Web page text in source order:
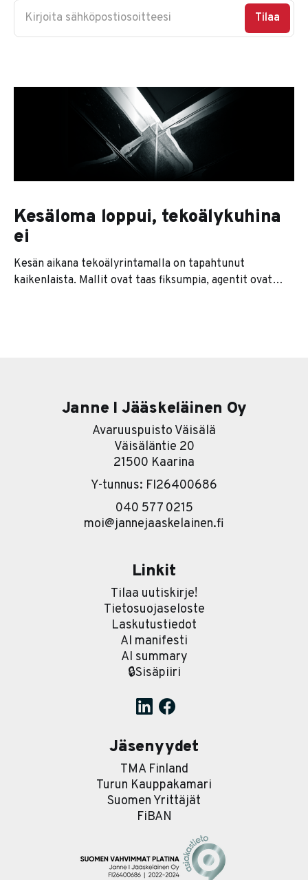
Kirjoita sähköpostiosoitteesi Tilaa
Kesäloma loppui, tekoälykuhina
ei
Kesän aikana tekoälyrintamalla on tapahtunut
kaikenlaista. Mallit ovat taas fiksumpia, agentit ovat
Janne I Jääskeläinen Oy
Avaruuspuisto Väisälä
Väisäläntie 20
21500 Kaarina
Y-tunnus: FI26400686
040 577 0215
moi@jannejaaskelainen.fi
Linkit
Tilaa uutiskirje!
Tietosuojaseloste
Laskutustiedot
AI manifesti
AI summary
🔒Sisäpiiri
Jäsenyydet
TMA Finland
Turun Kauppakamari
Suomen Yrittäjät
FiBAN